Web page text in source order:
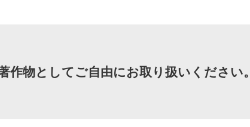
物としてご自由にお取り扱いください。